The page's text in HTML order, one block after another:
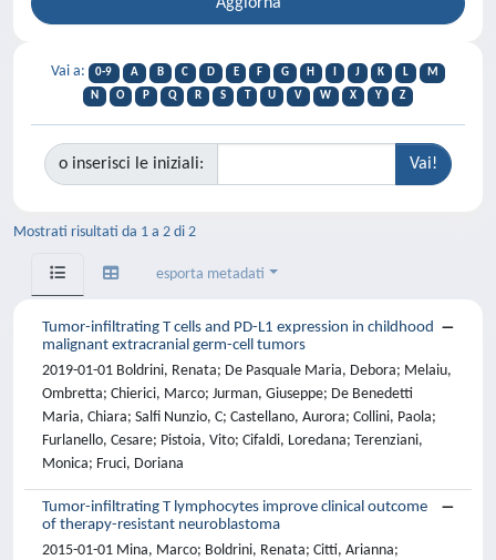
Vai a: 0-9 A B C D E F G H J K L
M
N
O P Q R S T U V W X Y Z
o inserisci le iniziali:
Mostrati risultati da 1 a 2 di 2
esporta metadati
Tumor-infiltrating T cells and PD-L1 expression in childhood
malignant extracranial germ-cell tumors
2019-01-01 Boldrini, Renata; De Pasquale Maria, Debora; Melaiu,
Ombretta; Chierici, Marco; Jurman, Giuseppe; De Benedetti
Maria, Chiara; Salfi Nunzio, C; Castellano, Aurora; Collini, Paola;
Furlanello, Cesare; Pistoia, Vito; Cifaldi, Loredana; Terenziani,
Monica; Fruci, Doriana
Tumor-infiltrating T lymphocytes improve clinical outcome
of therapy-resistant neuroblastoma
2015-01-01 Mina, Marco; Boldrini, Renata; Citti, Arianna;